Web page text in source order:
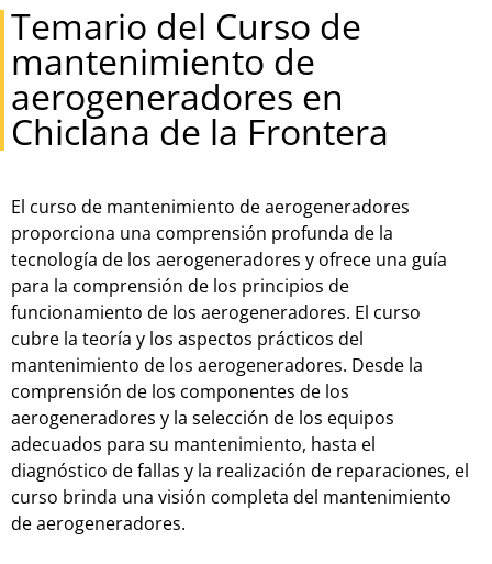
Temario del Curso de
mantenimiento de
aerogeneradores en
Chiclana de la Frontera
El curso de mantenimiento deaerogeneradores
proporciona una comprensión profunda de la
tecnología de los aerogeneradores y ofrece una guía
para la comprensión de los principios de
funcionamiento de los aerogeneradores. El curso
cubre la teoría y los aspectos prácticos del
mantenimiento de los aerogeneradores. Desde la
comprensión de los componentes de los
aerogeneradores y la selección de los equipos
adecuados para su mantenimiento, hasta el
diagnóstico defallas y la realización de reparaciones, el
curso brinda una visión completa del mantenimiento
deaerogeneradores.